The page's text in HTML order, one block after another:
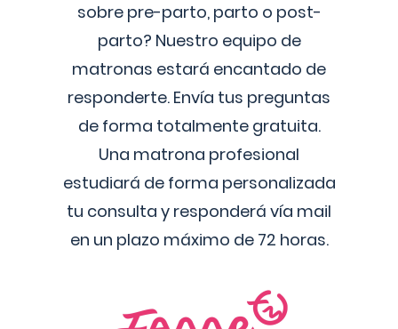
sobre pre-parto, parto o post-
parto? Nuestro equipo de
matronas estará encantado de
responderte. Envía tus preguntas
de forma totalmente gratuita.
Una matrona profesional
estudiará de forma personalizada
tu consulta y responderá vía mail
en un plazo máximo de 72 horas.